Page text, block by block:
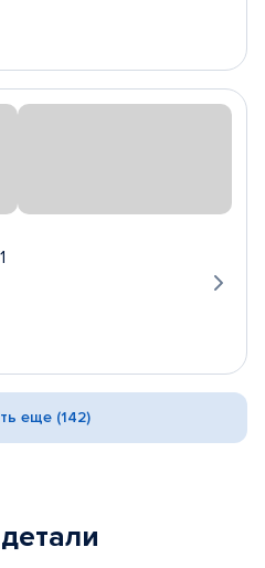
еще (142)